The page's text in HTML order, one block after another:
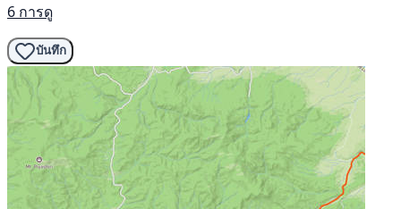
6 การดู
บันทึก